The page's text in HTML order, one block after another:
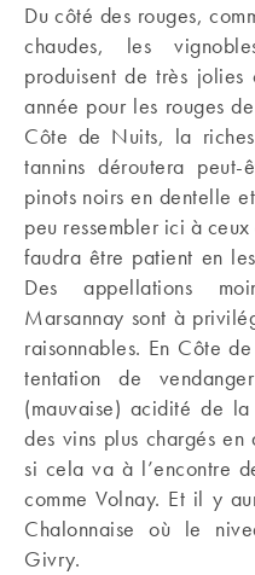
Du côté des rouges,
chaudes, les
produisent de très
année pour les rouges
Côte de Nuits, la
tannins déroutera
pinots noirs en dentelle
peu ressembler ici à
faudra être patient en
Des appellations
Marsannay sont à
raisonnables. En Côte
tentation de
(mauvaise) acidité de
des vins plus chargés
si cela va à l’encontre
comme Volnay. Et il y
Chalonnaise où le
Givry.